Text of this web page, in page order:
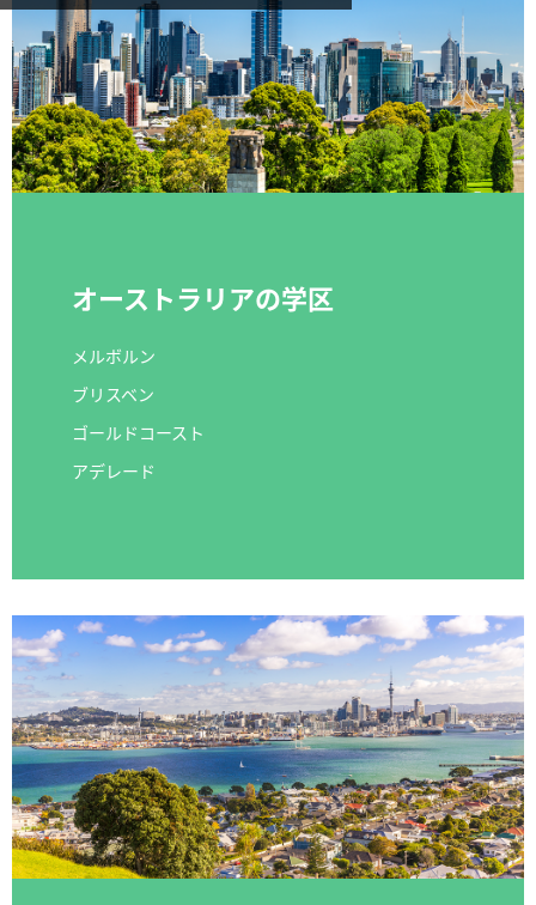
オーストラリアの学区
メルボルン
ブリスベン
ゴールドコースト
アデレード